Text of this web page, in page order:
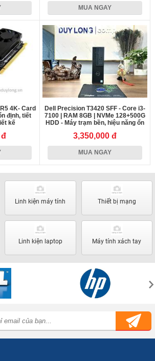
MUA NGAY
4K- Card
định, tiết
kế
đ
Dell Precision T3420 SFF - Core i3-
7100 | RAM 8GB | NVMe 128+500G
HDD - Máy trạm bền, hiệu năng ổn
3,350,000 đ
MUA NGAY
Linh kiện máy tính Thiết bị mạng
Linh kiện laptop Máy tính xách tay